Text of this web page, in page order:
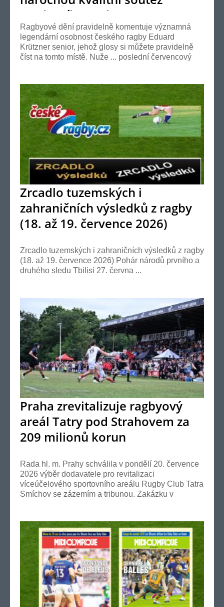
moderního ragby ?
Ragbyové dění pravidelně komentuje významná
legendární osobnost českého ragby Eduard
Krützner senior, jehož glosy si můžete pravidelně
číst na tomto místě. Nuže ... poslední červencový
Zrcadlo tuzemských i
zahraničních výsledků z ragby
(18. až 19. července 2026)
Zrcadlo tuzemských i zahraničních výsledků z ragby
(18. až 19. července 2026) Pohár národů prvního a
druhého sledu Tbilisi 27. června ...
Praha zrevitalizuje ragbyový
areál Tatry pod Strahovem za
209 milionů korun
Rada hl. m. Prahy schválila v pondělí 20. července
2026 výběr dodavatele pro revitalizaci
víceúčelového sportovního areálu Rugby Club Tatra
Smíchov se zázemím a tribunou. Zakázku v